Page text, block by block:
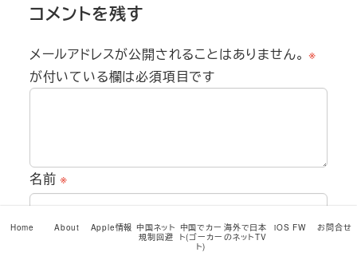
コメントを残す
メールアドレスが公開されることはありません。 ※
が付いている欄は必須項目です
名前※
Home About Apple情報 中国ネット
規制回避
中国でカー
ト(ゴーカー
ト)
海外で日本
のネットTV
iOS FW お問合せ